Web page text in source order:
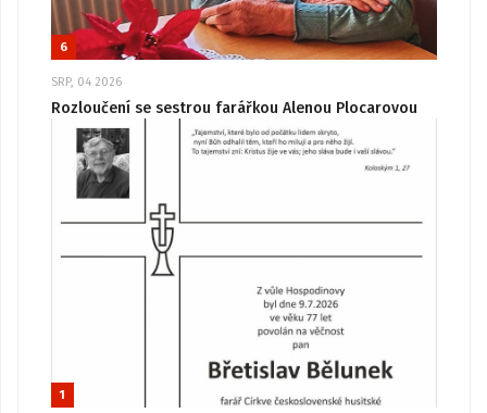
6
SRP, 04 2026
Rozloučení se sestrou farářkou Alenou Plocarovou
1